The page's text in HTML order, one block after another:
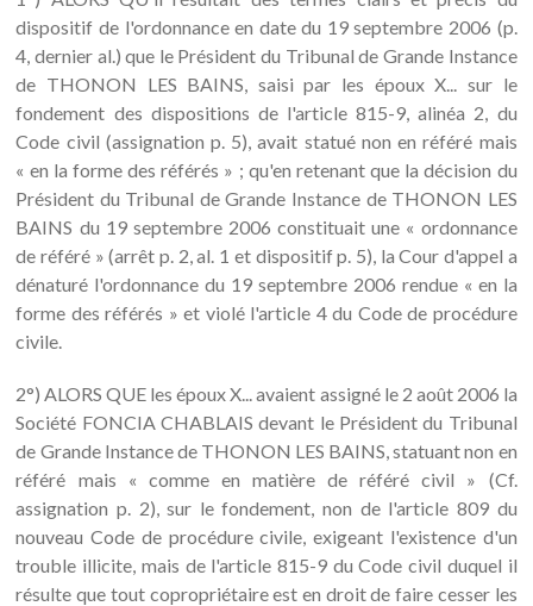
dispositif de l'ordonnance en date du 19 septembre 2006 (p.
4, dernier al.) que le Président du Tribunal de Grande Instance
de THONON LES BAINS, saisi par les époux X... sur le
fondement des dispositions de l'article 815-9, alinéa 2, du
Code civil (assignation p. 5), avait statué non en référé mais
« en la forme des référés » ; qu'en retenant que la décision du
Président du Tribunal de Grande Instance de THONON LES
BAINS du 19 septembre 2006 constituait une « ordonnance
de référé » (arrêt p. 2, al. 1 et dispositif p. 5), la Cour d'appel a
dénaturé l'ordonnance du 19 septembre 2006 rendue « en la
forme des référés » et violé l'article 4 du Code de procédure
civile.
2°) ALORS QUE les époux X... avaient assigné le 2 août 2006 la
Société FONCIA CHABLAIS devant le Président du Tribunal
de Grande Instance de THONON LES BAINS, statuant non en
référé mais « comme en matière de référé civil » (Cf.
assignation p. 2), sur le fondement, non de l'article 809 du
nouveau Code de procédure civile, exigeant l'existence d'un
trouble illicite, mais de l'article 815-9 du Code civil duquel il
résulte que tout copropriétaire est en droit de faire cesser les